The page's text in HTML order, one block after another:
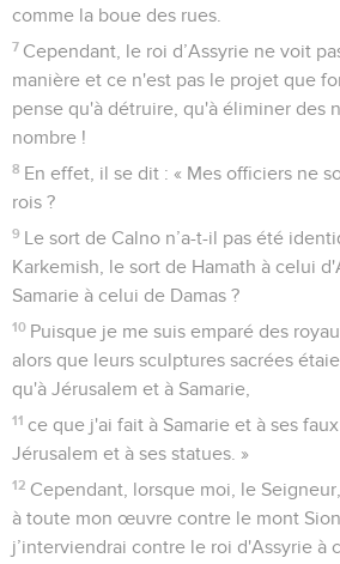
comme la boue des rues.
7 Cependant, le roi d’Assyrie ne voit
manière et ce n'est pas le projet que
pense qu'à détruire, qu'à éliminer des
nombre !
8 En effet, il se dit : « Mes officiers ne
rois ?
9 Le sort de Calno n’a-t-il pas été
Karkemish, le sort de Hamath à celui
Samarie à celui de Damas ?
10 Puisque je me suis emparé des
alors que leurs sculptures sacrées
qu'à Jérusalem et à Samarie,
11 ce que j'ai fait à Samarie et à ses
Jérusalem et à ses statues. »
12 Cependant, lorsque moi, le
à toute mon œuvre contre le mont
j’interviendrai contre le roi d'Assyrie à